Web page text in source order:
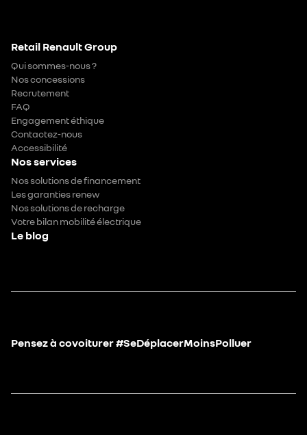
Retail Renault Group
Qui sommes-nous ?
Nos concessions
Recrutement
FAQ
Engagement éthique
Contactez-nous
Accessibilité
Nos services
Nos solutions de financement
Les garanties renew
Nos solutions de recharge
Votre bilan mobilité électrique
Le blog
Pensez à covoiturer #SeDéplacerMoinsPolluer